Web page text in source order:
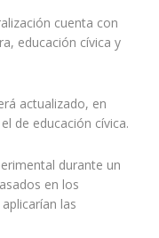
cuenta con
educación cívica y
actualizado, en
de educación cívica.
durante un
en los
las